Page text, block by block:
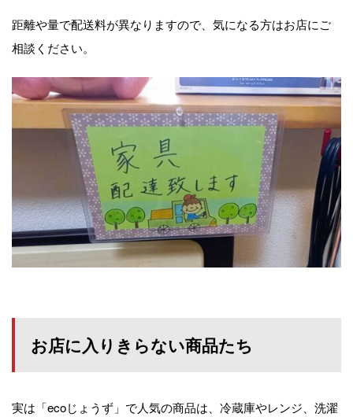
距離や量で配送料が異なりますので、気になる方はお店にご
相談ください。
お店に入りきらない商品たち
実は「ecoじょうず」で人気の商品は、冷蔵庫やレンジ、洗濯